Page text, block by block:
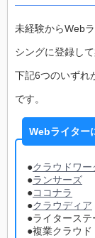
未経験からWeb
シングに登録し
下記6つのいずれ
です。
Webライター
●クラウドワー
●ランサーズ
●ココナラ
●クラウディア
●ライターステ
●複業クラウド